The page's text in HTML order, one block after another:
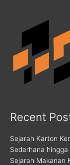
Recent
Sejarah Karton
Sederhana
Sejarah Makanan